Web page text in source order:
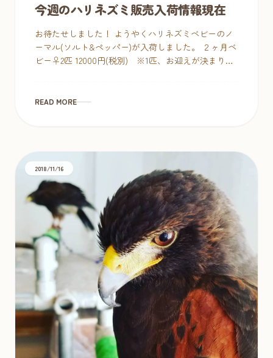
今週のハリネズミ販売入荷情報現在
お待たせしました！ ようやくハリネズミベビーのノ
ーマル(ソルト&ペッパー)が入荷しました。 ２ヶ月ベ
ビー♀️2匹 12000円(税別) ※1匹、お迎えが決まりま
READ MORE
2018/11/16